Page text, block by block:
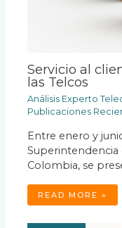
Servicio al
las Telcos
Análisis Experto
Publicaciones
Entre enero y
Superintendencia
Colombia, se
READ MORE »